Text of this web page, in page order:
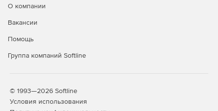
О компании
Вакансии
Помощь
Группа компаний Softline
© 1993—2026 Softline
Условия использования